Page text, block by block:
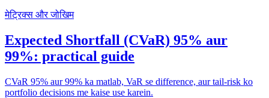
मेट्रिक्स और जोखिम
Expected Shortfall (CVaR) 95% aur
99%: practical guide
CVaR 95% aur 99% ka matlab, VaR se difference, aur tail-risk ko
portfolio decisions me kaise use karein.